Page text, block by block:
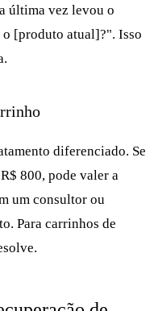
última vez levou o
[produto atual]?". Isso
diferenciado. Se
800, pode valer a
um consultor ou
Para carrinhos de